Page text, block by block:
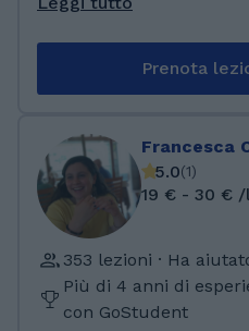
per le lingue e le culture
Prenota
Francesca
5.0(1)
19 € - 30 €
353 lezioni · Ha
Più di 4 anni di
con GoStudent